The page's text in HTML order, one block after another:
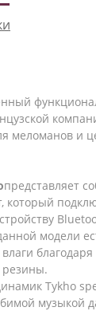
меломанов и
представляет
который
модели
резины.
Tykho
музыкой